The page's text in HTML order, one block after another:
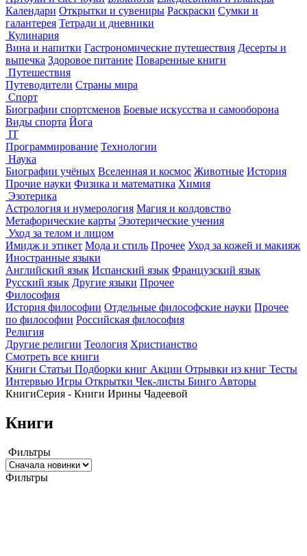
Календари Открытки и сувениры Раскраски Сумки и
галантерея Тетради и дневники
Кулинария
Вина и напитки Гастрономические путешествия Десерты и
выпечка Здоровое питание Поваренные книги
Путешествия
Путеводители Страны мира
Спорт
Биографии спортсменов Боевые искусства и самооборона
Виды спорта Йога
IT
Программирование Технологии
Наука
Биографии учёных Вселенная и космос Животные История
Прочие науки Физика и математика Химия
Эзотерика
Астрология и нумерология Магия и колдовство
Метафорические карты Эзотерические учения
Уход за телом и лицом
Имидж и этикет Мода и стиль Прочее Уход за кожей и макияж
Иностранные языки
Английский язык Испанский язык Французский язык
Русский язык Другие языки Прочее
Философия
История философии Отдельные философские науки Прочее
по философии Российская философия
Религия
Другие религии Теология Христианство
Смотреть все книги
Книги Статьи Подборки книг Акции Отрывки из книг Тесты
Интервью Игры Открытки Чек-листы Бинго Авторы
КнигиСерия - Книги Ирины Чадеевой
Книги
Фильтры
Фильтры